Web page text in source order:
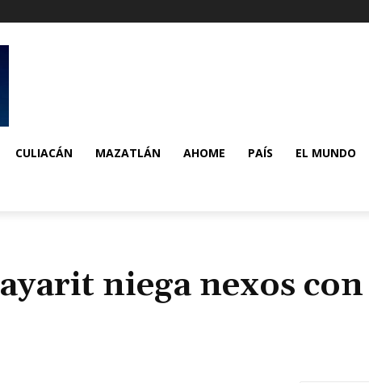
CULIACÁN MAZATLÁN AHOME PAÍS EL MUNDO
niega nexos con